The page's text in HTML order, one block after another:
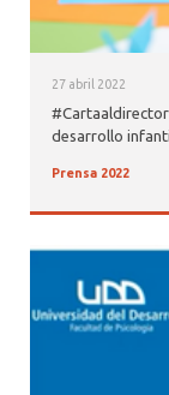
27 abril 2022
#Cartaaldirector
desarrollo
Prensa 2022